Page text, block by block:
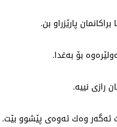
پارێزراو بن.
بۆ به‌غدا.
نییه‌.
ئه‌گه‌ر وه‌ك ئه‌وه‌ی‌ پێشوو بێت.